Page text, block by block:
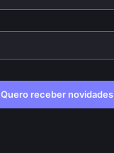
Quero receber novidades